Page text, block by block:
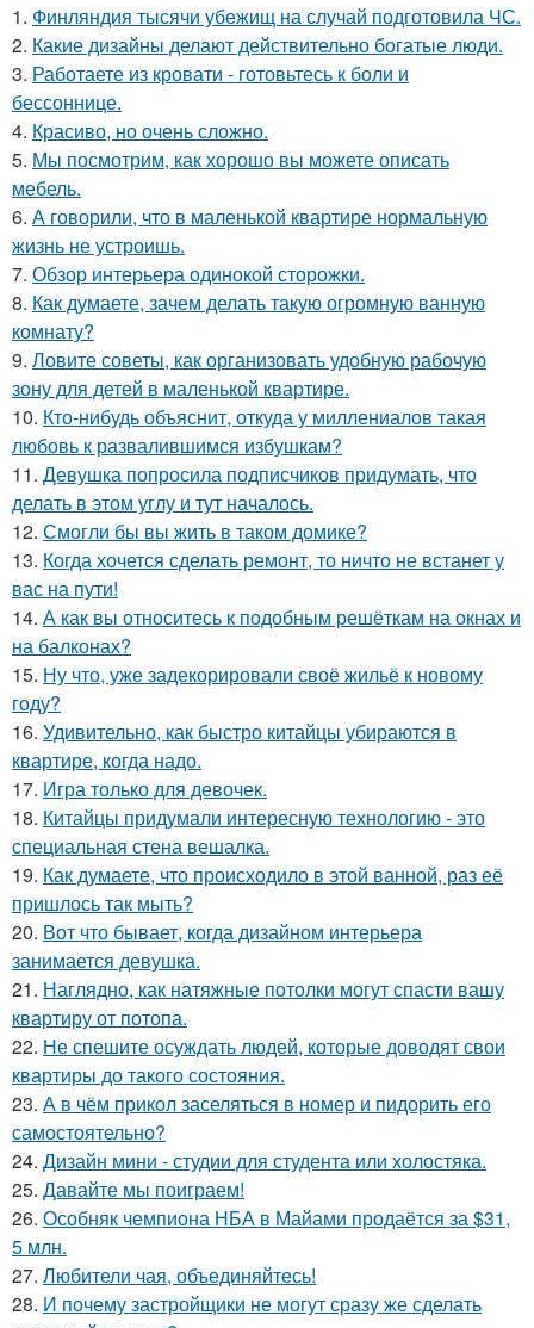
1. Финляндия тысячи убежищ на случай подготовила ЧС.
2. Какие дизайны делают действительно богатые люди.
3. Работаете из кровати - готовьтесь к боли и
бессоннице.
4. Красиво, но очень сложно.
5. Мы посмотрим, как хорошо вы можете описать
мебель.
6. А говорили, что в маленькой квартире нормальную
жизнь не устроишь.
7. Обзор интерьера одинокой сторожки.
8. Как думаете, зачем делать такую огромную ванную
комнату?
9. Ловите советы, как организовать удобную рабочую
зону для детей в маленькой квартире.
10. Кто-нибудь объяснит, откуда у миллениалов такая
любовь к развалившимся избушкам?
11. Девушка попросила подписчиков придумать, что
делать в этом углу и тут началось.
12. Смогли бы вы жить в таком домике?
13. Когда хочется сделать ремонт, то ничто не встанет у
вас на пути!
14. А как вы относитесь к подобным решёткам на окнах и
на балконах?
15. Ну что, уже задекорировали своё жильё к новому
году?
16. Удивительно, как быстро китайцы убираются в
квартире, когда надо.
17. Игра только для девочек.
18. Китайцы придумали интересную технологию - это
специальная стена вешалка.
19. Как думаете, что происходило в этой ванной, раз её
пришлось так мыть?
20. Вот что бывает, когда дизайном интерьера
занимается девушка.
21. Наглядно, как натяжные потолки могут спасти вашу
квартиру от потопа.
22. Не спешите осуждать людей, которые доводят свои
квартиры до такого состояния.
23. А в чём прикол заселяться в номер и пидорить его
самостоятельно?
24. Дизайн мини - студии для студента или холостяка.
25. Давайте мы поиграем!
26. Особняк чемпиона НБА в Майами продаётся за $31,
5 млн.
27. Любители чая, объединяйтесь!
28. И почему застройщики не могут сразу же сделать